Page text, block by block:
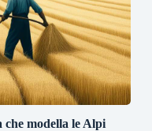
che modella le Alpi